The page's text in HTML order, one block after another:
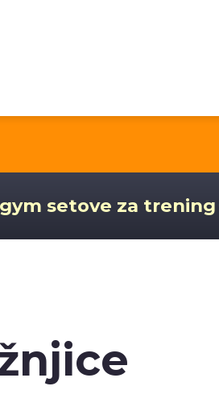
setove za trening